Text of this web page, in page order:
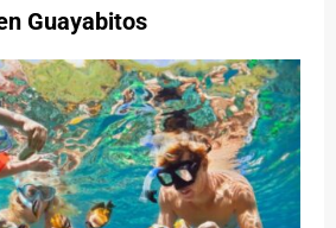
Guayabitos